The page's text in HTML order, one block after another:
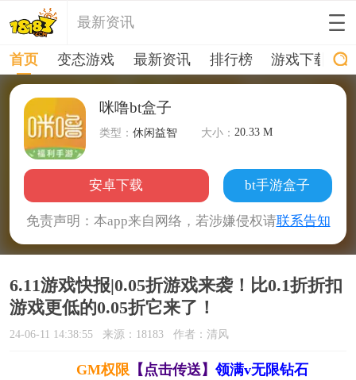
最新资讯
首页 变态游戏 最新资讯 排行榜 游戏下载
咪噜bt盒子
类型：休闲益智 大小：20.33 M
安卓下载 bt手游盒子
免责声明：本app来自网络，若涉嫌侵权请联系告知
6.11游戏快报|0.05折游戏来袭！比0.1折折扣
游戏更低的0.05折它来了！
24-06-11 14:38:55 来源：18183 作者：清风
GM权限 【点击传送】 领满v无限钻石